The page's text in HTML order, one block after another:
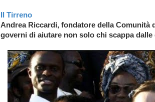
Il Tirreno
Andrea Riccardi, fondatore della Comunità
governi di aiutare non solo chi scappa